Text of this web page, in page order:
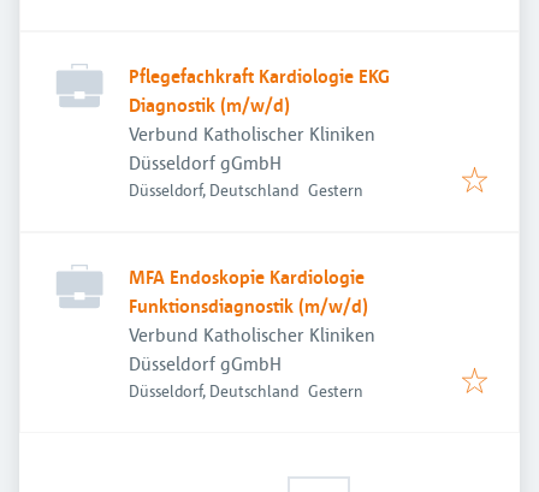
Pflegefachkraft Kardiologie EKG
Diagnostik (m/w/d)
Verbund Katholischer Kliniken
Düsseldorf gGmbH
Düsseldorf, Deutschland Veröffentlicht
Gestern
MFA Endoskopie Kardiologie
Funktionsdiagnostik (m/w/d)
Verbund Katholischer Kliniken
Düsseldorf gGmbH
Düsseldorf, Deutschland Veröffentlicht
Gestern